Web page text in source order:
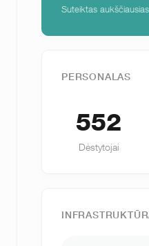
Suteiktas
PERSONALAS
552
Dėstytojai